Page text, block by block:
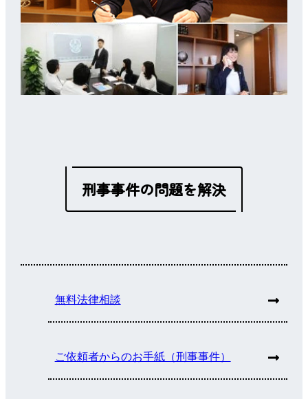
刑事事件の問題を解決
無料法律相談
ご依頼者からのお手紙（刑事事件）